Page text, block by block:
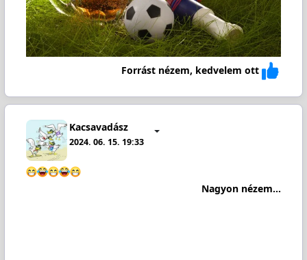
Forrást nézem, kedvelem ott
Kacsavadász
2024. 06. 15. 19:33
Nagyon nézem...